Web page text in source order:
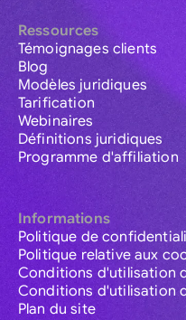
Ressources
Témoignages clients
Blog
Modèles juridiques
Tarification
Webinaires
Définitions juridiques
Programme d'affiliation
Informations
Politique de
Politique relative aux
Conditions d'utilisation
Conditions d'utilisation
Plan du site